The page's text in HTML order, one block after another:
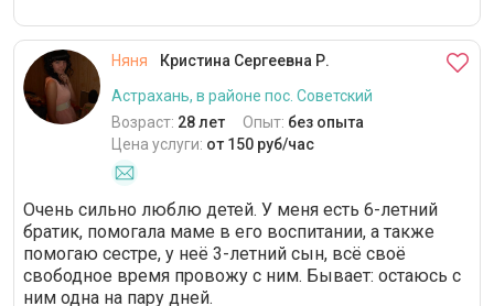
Няня
Кристина Сергеевна Р.
Астрахань, в районе пос. Советский
Возраст: 28 лет Опыт: без опыта
Цена услуги: от 150 руб/час
Очень сильно люблю детей. У меня есть 6-летний
братик, помогала маме в его воспитании, а также
помогаю сестре, у неё 3-летний сын, всё своё
свободное время провожу с ним. Бывает: остаюсь с
ним одна на пару дней.